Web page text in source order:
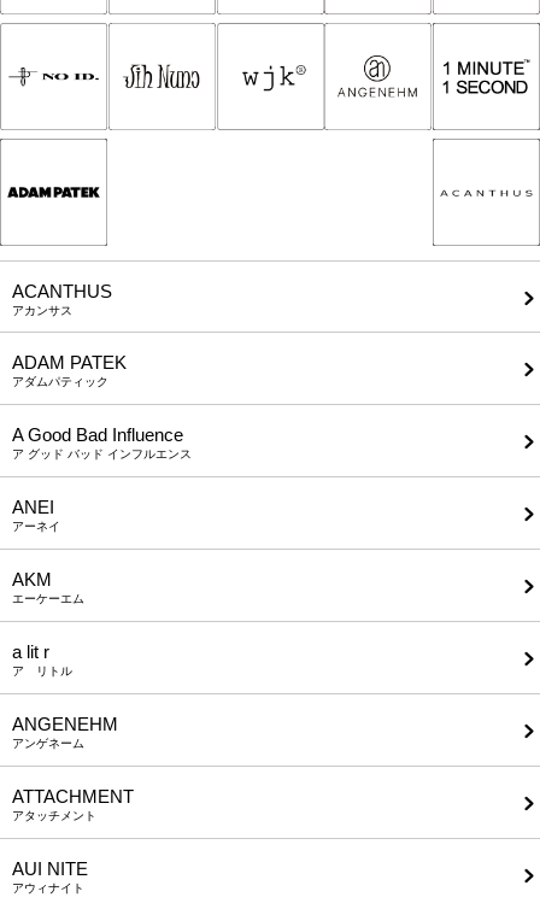
ACANTHUS
アカンサス
ADAM PATEK
アダムパティック
A Good Bad Influence
ア グッド バッド インフルエンス
ANEI
アーネイ
AKM
エーケーエム
a lit r
ア リトル
ANGENEHM
アンゲネーム
ATTACHMENT
アタッチメント
AUI NITE
アウィナイト